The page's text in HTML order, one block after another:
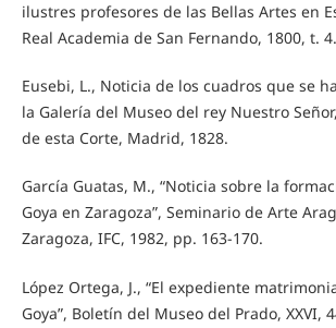
ilustres profesores de las Bellas Artes en
Real Academia de San Fernando, 1800, t. 4.
Eusebi, L., Noticia de los cuadros que se
la Galería del Museo del rey Nuestro
de esta Corte, Madrid, 1828.
García Guatas, M., “Noticia sobre la
Goya en Zaragoza”, Seminario de Arte
Zaragoza, IFC, 1982, pp. 163-170.
López Ortega, J., “El expediente
Goya”, Boletín del Museo del Prado, XXVI,